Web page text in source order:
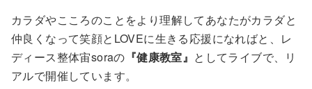
カラダやこころのことをより理解してあなたがカラダと
仲良くなって笑顔とLOVEに生きる応援になればと、レ
ディース整体宙soraの 『健康教室』 としてライブで、リ
アルで開催しています。